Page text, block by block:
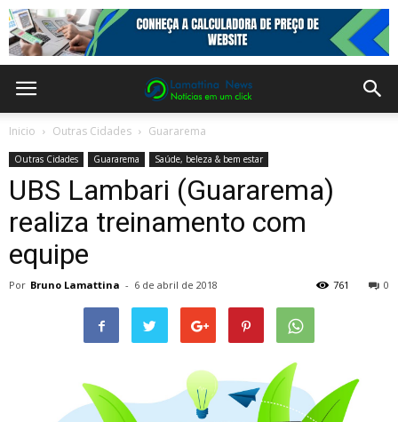
Inicio Outras Cidades Guararema
Outras Cidades Guararema Saúde, beleza & bem estar
UBS Lambari (Guararema)
realiza treinamento com
equipe
Por Bruno Lamattina - 6 de abril de 2018 0
761